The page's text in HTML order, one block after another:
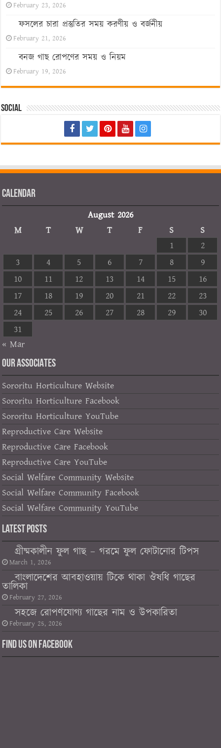
February 23, 2026
ফসলের চারা প্রস্তুতির সময় করণীয় ও বর্জনীয়
February 21, 2026
বনজ গাছ রোপণের সময় ও নিয়ম
February 19, 2026
Social
Calendar
August 2026
M
T W T F S
S
1
2
3
4 5 6 7 8
9
10
11 12 13 14 15
16
17
18 19 20 21 22
23
24
25 26 27 28 29
30
31
« Mar
OUR ASSOCIATES
Sororitu Horticulture Website
Sororitu Horticulture Facebook
Sororitu Horticulture YouTube
Reproductive Care Website
Reproductive Care Facebook
Reproductive Care YouTube
Social Welfare Community Website
Social Welfare Community Facebook
Social Welfare Community YouTube
Latest Posts
গ্রীষ্মকালীন ফুল গাছ – গরমে ফুল ফোটানোর টিপস
March 1, 2026
বাংলাদেশের আবহাওয়ায় টিকে থাকা ঔষধি গাছের
তালিকা
February 27, 2026
সহজে রোপণযোগ্য গাছের নাম ও উপকারিতা
February 25, 2026
Find us on Facebook